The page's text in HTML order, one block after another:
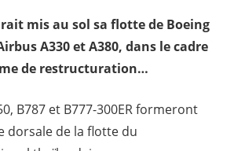
mis au sol sa flotte de Boeing
A330 et A380, dans le cadre
de restructuration…
B787 et B777-300ER formeront
dorsale de la flotte du